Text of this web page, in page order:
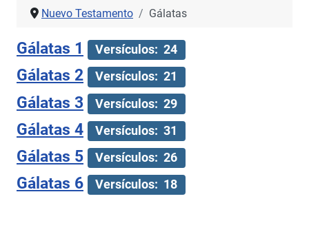
Nuevo Testamento Gálatas
Gálatas 1 Versículos: 24
Gálatas 2 Versículos: 21
Gálatas 3 Versículos: 29
Gálatas 4 Versículos: 31
Gálatas 5 Versículos: 26
Gálatas 6 Versículos: 18